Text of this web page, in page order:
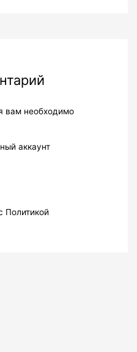
вам необходимо
аккаунт
Политикой